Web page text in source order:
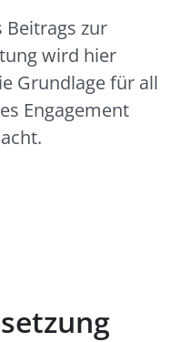
Beitrags zur
wird hier
Grundlage für all
Engagement